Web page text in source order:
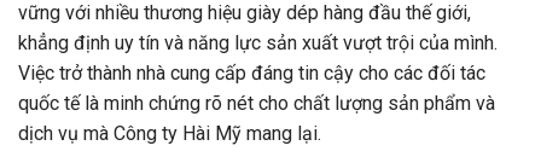
vững với nhiều thương hiệu giày dép hàng đầu thế giới,
khẳng định uy tín và năng lực sản xuất vượt trội của mình.
Việc trở thành nhà cung cấp đáng tin cậy cho các đối tác
quốc tế là minh chứng rõ nét cho chất lượng sản phẩm và
dịch vụ mà Công ty Hài Mỹ mang lại.